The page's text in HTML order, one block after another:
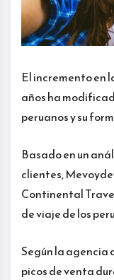
El incremento en
años ha
peruanos y su
Basado en un
clientes,
Continental
de viaje de los
Según la agencia
picos de venta